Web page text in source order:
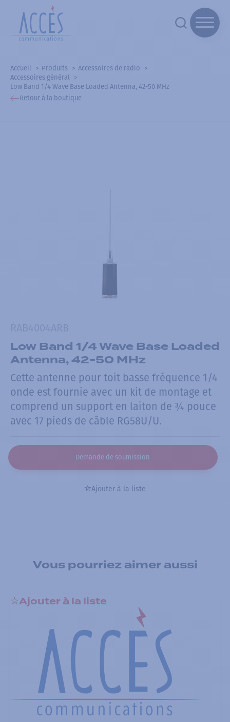
Accueil Produits
Accessoires de radio
Accessoires général
Low Band 1/4 Wave Base Loaded Antenna, 42-50 MHz
Retour à la boutique
Low Band 1/4 Wave Base Loaded
Antenna, 42-50 MHz
Cette antenne pour toit basse fréquence 1/4
onde est fournie avec un kit de montage et
comprend un support en laiton de ¾ pouce
avec 17 pieds de câble RG58U/U.
Demande de soumission
Ajouter à la liste
Vous pourriez aimer aussi
Ajouter à la liste